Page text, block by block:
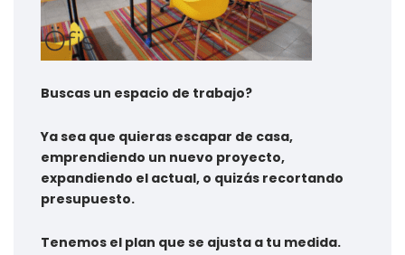
Buscas un espacio de trabajo?
Ya sea que quieras escapar de casa,
emprendiendo un nuevo proyecto,
expandiendo el actual, o quizás recortando
presupuesto.
Tenemos el plan que se ajusta a tu medida.